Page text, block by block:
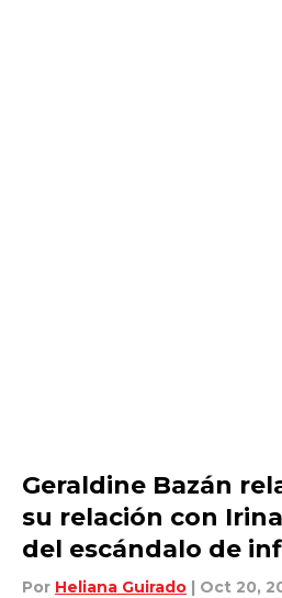
Geraldine Bazán
su relación con
del escándalo de
Por Heliana Guirado | Oct 20,